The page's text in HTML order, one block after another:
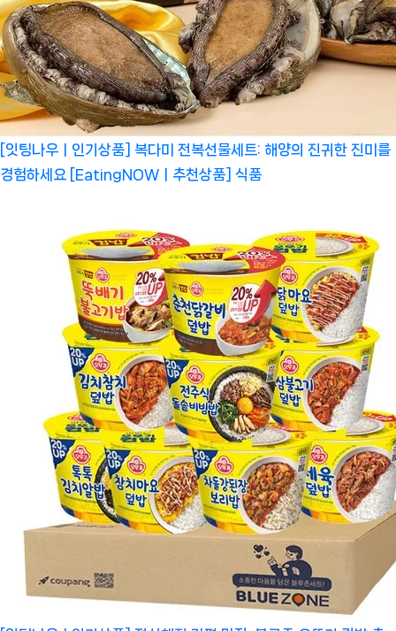
[잇팅나우ㅣ인기상품] 복다미 전복선물세트: 해양의 진귀한 진미를
경험하세요 [EatingNOWㅣ추천상품]
식품